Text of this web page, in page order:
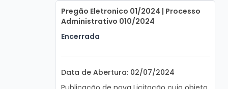
Pregão Eletronico 01/2024 | Processo
Administrativo 010/2024
Encerrada
Data de Abertura: 02/07/2024